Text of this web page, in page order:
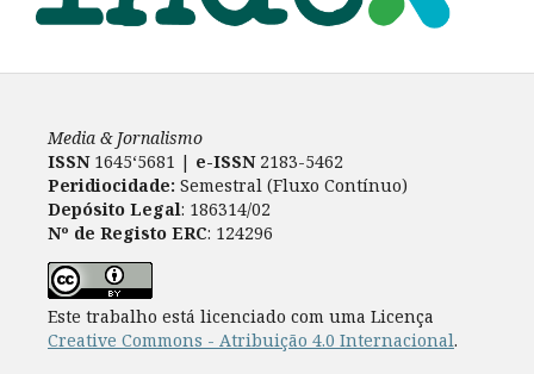
Media & Jornalismo
ISSN 1645‘5681 | e-ISSN2183-5462
Peridiocidade: Semestral (Fluxo Contínuo)
Depósito Legal: 186314/02
Nº de Registo ERC: 124296
Este trabalho está licenciado com uma Licença
Creative Commons - Atribuição 4.0 Internacional.